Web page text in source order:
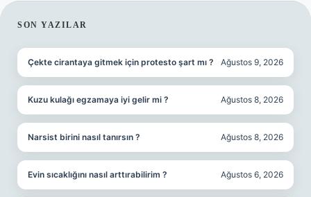
SIDEBAR
SON YAZILAR
Çekte cirantaya gitmek için protesto şart mı ? Ağustos 9, 2026
Kuzu kulağı egzamaya iyi gelir mi ? Ağustos 8, 2026
Narsist birini nasıl tanırsın ? Ağustos 8, 2026
Evin sıcaklığını nasıl arttırabilirim ? Ağustos 6, 2026